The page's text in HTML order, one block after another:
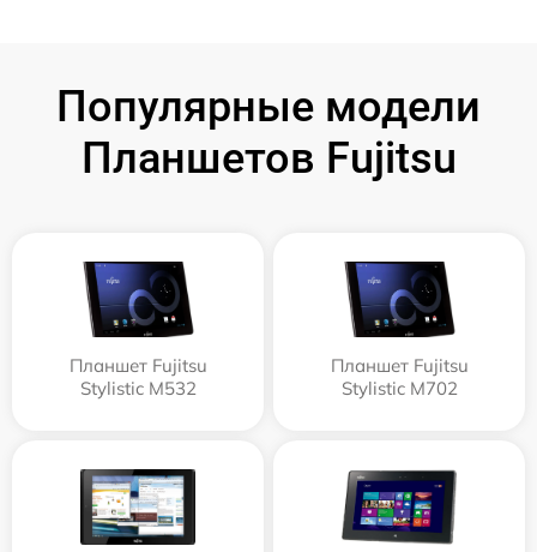
Популярные модели
Планшетов Fujitsu
Планшет Fujitsu
Stylistic M532
Планшет Fujitsu
Stylistic M702